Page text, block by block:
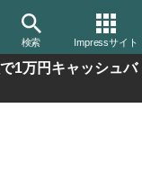
検索 Impressサイト
1万円キャッシュバ